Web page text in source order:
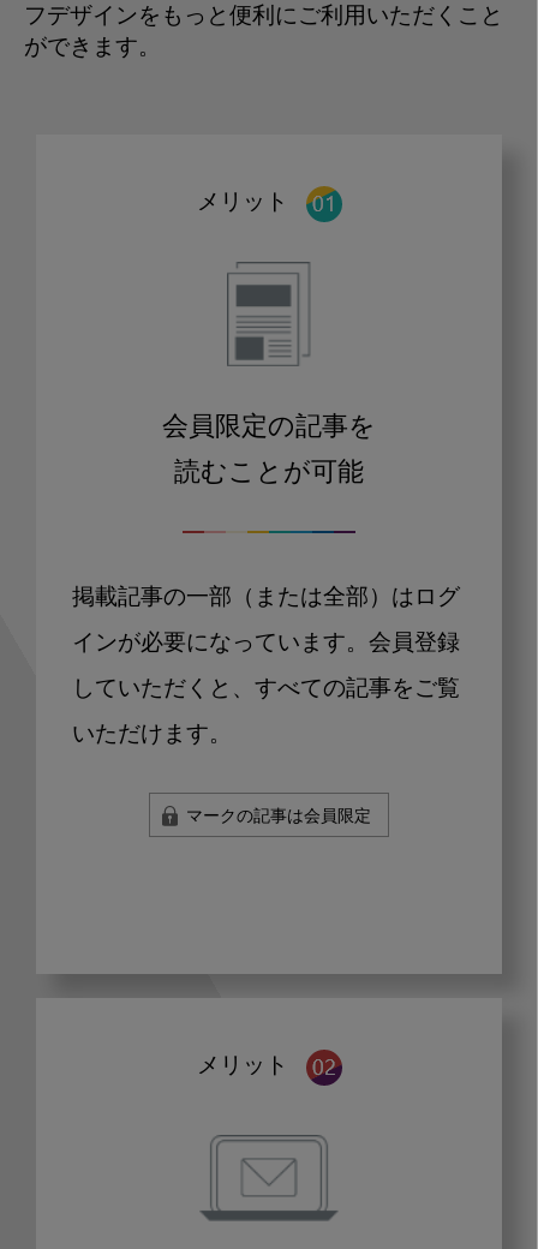
フデザインをもっと便利にご利用いただくこと
ができます。
メリット
会員限定の記事を
読むことが可能
掲載記事の一部（または全部）はログ
インが必要になっています。会員登録
していただくと、すべての記事をご覧
いただけます。
マークの記事は会員限定
メリット